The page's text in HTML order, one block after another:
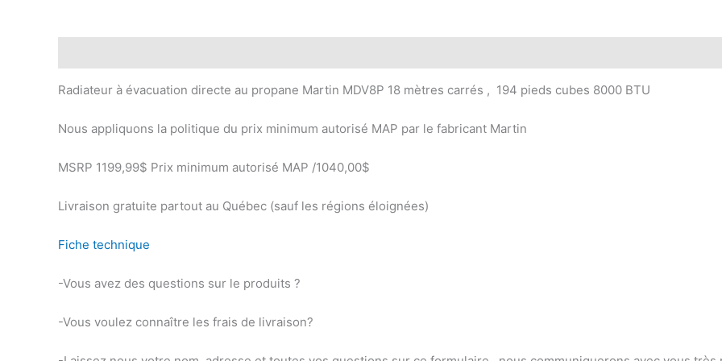
Radiateur à évacuation directe au propane Martin MDV8P 18 mètres carrés , 194 pieds cubes 8000 BTU
Nous appliquons la politique du prix minimum autorisé MAP par le fabricant Martin
MSRP 1199,99$ Prix minimum autorisé MAP /1040,00$
Livraison gratuite partout au Québec (sauf les régions éloignées)
Fiche technique
-Vous avez des questions sur le produits ?
-Vous voulez connaître les frais de livraison?